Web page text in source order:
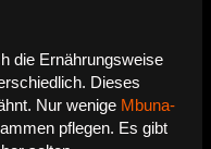
die Ernährungsweise
Dieses
Nur wenige Mbuna-
pflegen. Es gibt